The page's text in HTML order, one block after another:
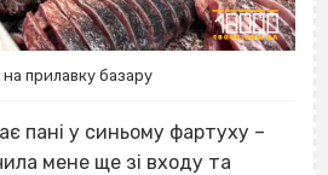
прилавку базару
пані у синьому фартуху –
мене ще зі входу та